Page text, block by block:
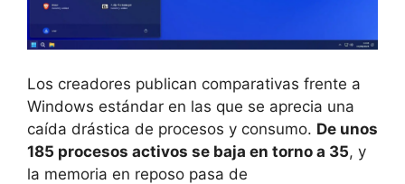
Los creadores publican comparativas frente a
Windows estándar en las que se aprecia una
caída drástica de procesos y consumo. De unos
185 procesos activos se baja en torno a 35, y
la memoria en reposo pasa de